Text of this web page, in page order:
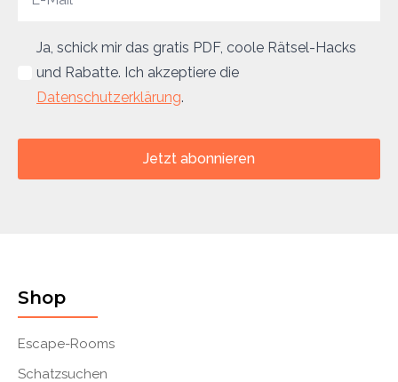
Ja, schick mir das gratis PDF, coole Rätsel-Hacks
und Rabatte. Ich akzeptiere die
Datenschutzerklärung.
Jetzt abonnieren
Shop
Escape-Rooms
Schatzsuchen